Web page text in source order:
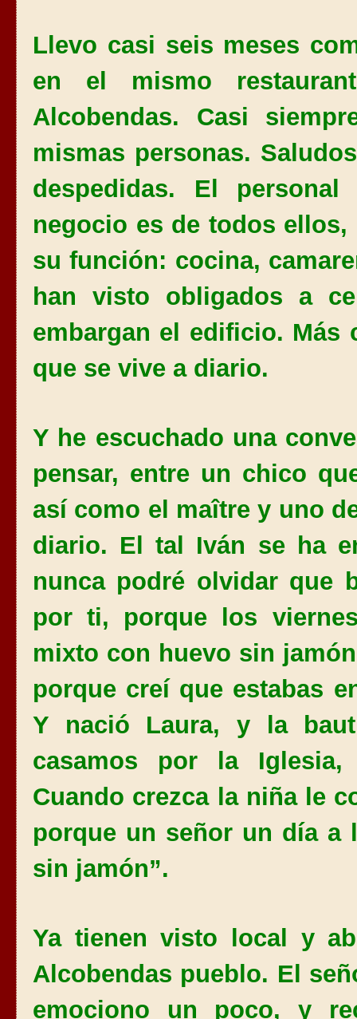
Llevo casi seis meses
en el mismo
Alcobendas. Casi
mismas personas.
despedidas. El
negocio es de todos
su función: cocina,
han visto obligados a
embargan el edificio. Más
que se vive a diario.
Y he escuchado una
pensar, entre un chico
así como el maître y uno
diario. El tal Iván se ha
nunca podré olvidar que
por ti, porque los
mixto con huevo sin
porque creí que estabas
Y nació Laura, y la
casamos por
la Iglesia,
Cuando crezca la niña le
porque un señor un día a
sin jamón”.
Ya tienen visto local y
Alcobendas pueblo. El
emociono un poco, y